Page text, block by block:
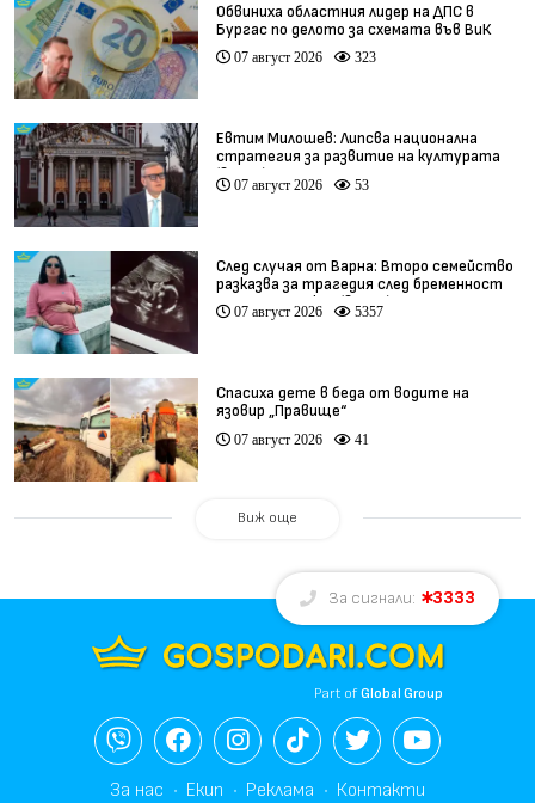
Обвиниха областния лидер на ДПС в
Бургас по делото за схемата във ВиК
07 август 2026 323
Евтим Милошев: Липсва национална
стратегия за развитие на културата
(видео)
07 август 2026 53
След случая от Варна: Второ семейство
разказва за трагедия след бременност
при същия лекар (видео)
07 август 2026 5357
Спасиха дете в беда от водите на
язовир „Правище“
07 август 2026 41
Виж още
За сигнали: 3333
Part ofGlobal Group
За нас Екип Реклама Контакти